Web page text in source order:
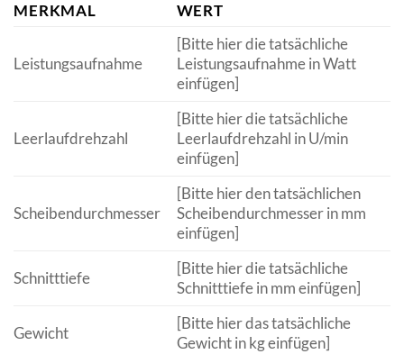
MERKMAL WERT
Leistungsaufnahme
[Bitte hier die tatsächliche
Leistungsaufnahme in Watt
einfügen]
Leerlaufdrehzahl
[Bitte hier die tatsächliche
Leerlaufdrehzahl in U/min
einfügen]
Scheibendurchmesser
[Bitte hier den tatsächlichen
Scheibendurchmesser in mm
einfügen]
Schnitttiefe
[Bitte hier die tatsächliche
Schnitttiefe in mm einfügen]
Gewicht
[Bitte hier das tatsächliche
Gewicht in kg einfügen]